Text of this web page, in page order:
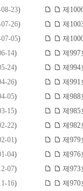
23)
제
26)
제
05)
제
14)
제997
24)
제994
26)
제991
05)
제988
15)
제985
22)
제982
01)
제979
04)
제976
07)
제973
16)
제970